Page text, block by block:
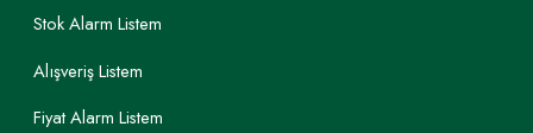
Stok Alarm Listem
Alışveriş Listem
Fiyat Alarm Listem